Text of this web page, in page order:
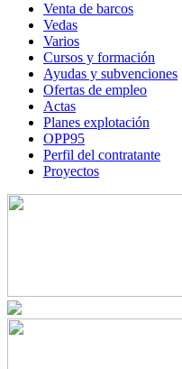
Venta de barcos
Vedas
Varios
Cursos y formación
Ayudas y subvenciones
Ofertas de empleo
Actas
Planes explotación
OPP95
Perfil del contratante
Proyectos